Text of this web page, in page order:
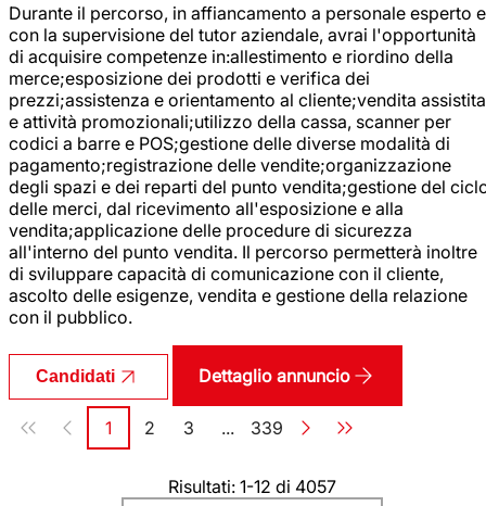
Durante il percorso, in affiancamento a personale esperto e
con la supervisione del tutor aziendale, avrai l'opportunità
di acquisire competenze in:allestimento e riordino della
merce;esposizione dei prodotti e verifica dei
prezzi;assistenza e orientamento al cliente;vendita assistita
e attività promozionali;utilizzo della cassa, scanner per
codici a barre e POS;gestione delle diverse modalità di
pagamento;registrazione delle vendite;organizzazione
degli spazi e dei reparti del punto vendita;gestione del
delle merci, dal ricevimento all'esposizione e alla
vendita;applicazione delle procedure di sicurezza
all'interno del punto vendita. Il percorso permetterà inoltre
di sviluppare capacità di comunicazione con il cliente,
ascolto delle esigenze, vendita e gestione della relazione
con il pubblico.
Candidati Dettaglio annuncio
Paginazione
Pagina
1 Pagina
2 Pagina
3 ... Pagina
339
Risultati: 1-12 di 4057